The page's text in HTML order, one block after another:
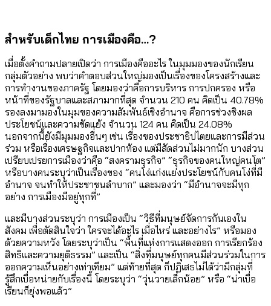
สำหรับเด็กไทย การเมืองคือ…?
เมื่อตั้งคำถามปลายเปิดว่า การเมืองคืออะไร ในมุมมองของนักเรียน
กลุ่มตัวอย่าง พบว่าคำตอบส่วนใหญ่มองเป็นเรื่องของโครงสร้างและ
การทำงานของภาครัฐ โดยมองว่าคือการบริหาร การปกครอง หรือ
หน้าที่ของรัฐบาลและสภามากที่สุด จำนวน 210 คน คิดเป็น 40.78%
รองลงมามองในมุมของความสัมพันธ์เชิงอำนาจ คือการช่วงชิงผล
ประโยชน์และความขัดแย้ง จำนวน 124 คน คิดเป็น 24.08%
นอกจากนี้ยังมีมุมมองอื่นๆ เช่น เรื่องของประชาธิปไตยและการมีส่วน
ร่วม หรือเรื่องเศรษฐกิจและปากท้อง แต่มีสัดส่วนไม่มากนัก บางส่วน
เปรียบเปรยการเมืองว่าคือ “สงครามธุรกิจ” “ธุรกิจของคนใหญ่คนโต”
หรือบางคนระบุว่าเป็นเรื่องของ “คนโง่แก่งแย่งประโยชน์กับคนโง่ที่มี
อำนาจ จนทำให้ประชาชนลำบาก” และมองว่า “มีอำนาจจะมีทุก
อย่าง การเมืองมีอยู่ทุกที่”
และมีบางส่วนระบุว่า การเมืองเป็น “วิธีที่มนุษย์จัดการกันเองใน
สังคม เพื่อตัดสินใจว่า ใครจะได้อะไร เมื่อไหร่ และอย่างไร” หรือมอง
ด้วยความหวัง โดยระบุว่าเป็น “พื้นที่แห่งการแสดงออก การเรียกร้อง
สิทธิและความยุติธรรม” และเป็น “สิ่งที่มนุษย์ทุกคนมีส่วนร่วมในการ
ออกความเห็นอย่างเท่าเทียม” แต่ท้ายที่สุด ก็ปฏิเสธไม่ได้ว่ามีกลุ่มที่
รู้สึกเบื่อหน่ายกับเรื่องนี้ โดยระบุว่า “วุ่นวายเล็กน้อย” หรือ “น่าเบื่อ
เรียนก็ยุ่งพอแล้ว”